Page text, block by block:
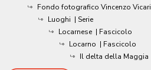
Fondo fotografico Vincenzo Vicari
Luoghi | Serie
Locarnese | Fascicolo
Locarno | Fascicolo
Il delta della Maggia